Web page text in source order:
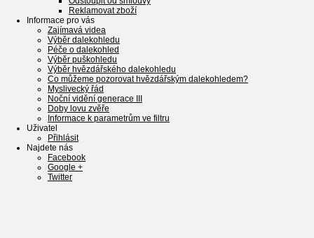
Reklamovat zboží
Informace pro vás
Zajímavá videa
Výběr dalekohledu
Péče o dalekohled
Výběr puškohledu
Výběr hvězdářského dalekohledu
Co můžeme pozorovat hvězdářským dalekohledem?
Myslivecký řád
Noční vidění generace III
Doby lovu zvěře
Informace k parametrům ve filtru
Uživatel
Přihlásit
Najdete nás
Facebook
Google +
Twitter